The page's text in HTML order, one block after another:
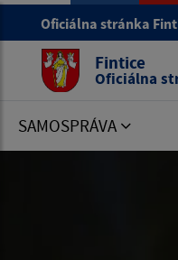
Oficiálna stránka
Fintice
Oficiálna
SAMOSPRÁVA